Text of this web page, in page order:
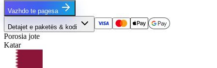
Vazhdo te pagesa
Detajet e paketës & kodi
Porosia jote
Katar